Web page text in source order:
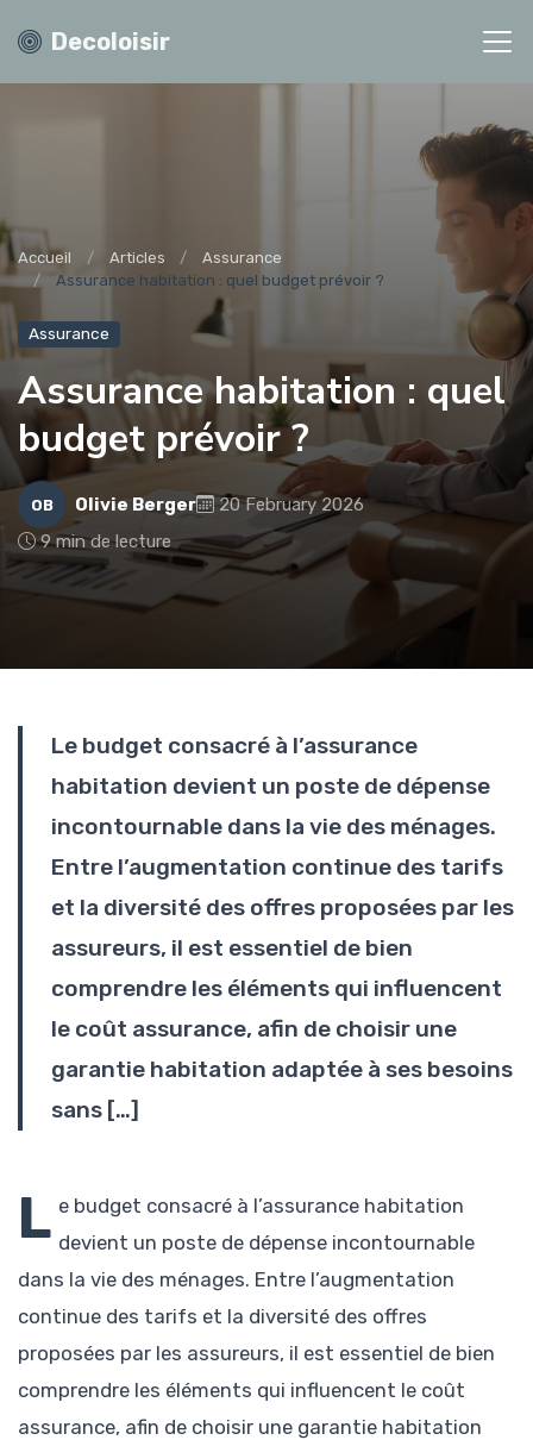
Decoloisir
Accueil Articles
Assurance
Assurance habitation : quel budget prévoir ?
Assurance
Assurance habitation : quel
budget prévoir ?
OB Olivie Berger
20 February 2026
9 min de lecture
Le budget consacré à l’assurance
habitation devient un poste de dépense
incontournable dans la vie des ménages.
Entre l’augmentation continue des tarifs
et la diversité des offres proposées par les
assureurs, il est essentiel de bien
comprendre les éléments qui influencent
le coût assurance, afin de choisir une
garantie habitation adaptée à ses besoins
sans […]
L e budget consacré à l’assurance habitation
devient un poste de dépense incontournable
dans la vie des ménages. Entre l’augmentation
continue des tarifs et la diversité des offres
proposées par les assureurs, il est essentiel de bien
comprendre les éléments qui influencent le coût
assurance, afin de choisir une garantie habitation